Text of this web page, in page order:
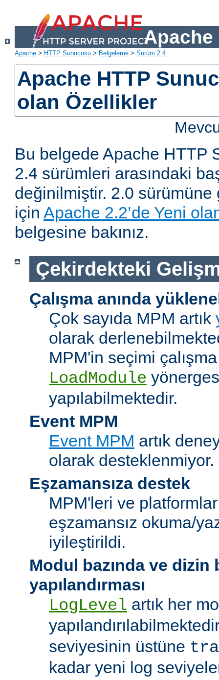
Apache
Apache > HTTP Sunucusu > Belgeleme > Sürüm 2.4
Apache HTTP
olan Özellikler
Bu belgede Apache HTTP
2.4 sürümleri arasındaki
değinilmiştir. 2.0
için Apache 2.2’de Yeni
belgesine bakınız.
Çekirdekteki
Çalışma anında
Çok sayıda MPM artık
olarak
MPM'in seçimi
LoadModule
yapılabilmektedir.
Event MPM
Event MPM artık
olarak desteklenmiyor.
Eşzamansıza destek
MPM'leri ve
eşzamansız okuma/
iyileştirildi.
Modul bazında ve dizin
yapılandırması
LogLevel artık her
seviyesinin üstüne
kadar yeni log